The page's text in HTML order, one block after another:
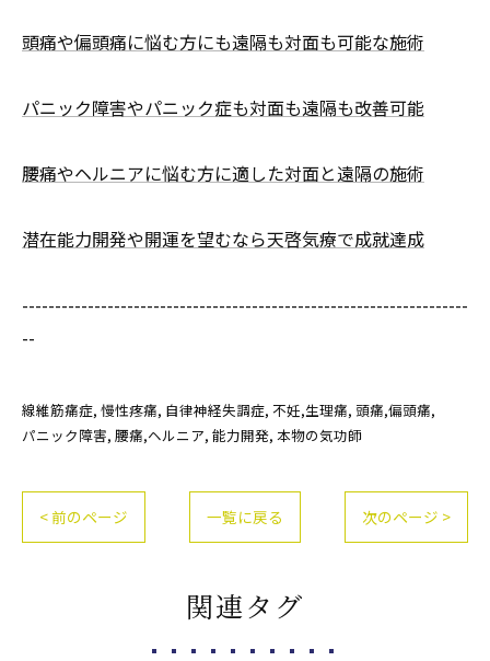
頭痛や偏頭痛に悩む方にも遠隔も対面も可能な施術
パニック障害やパニック症も対面も遠隔も改善可能
腰痛やヘルニアに悩む方に適した対面と遠隔の施術
潜在能力開発や開運を望むなら天啓気療で成就達成
--------------------------------------------------------------------
--
線維筋痛症 慢性疼痛 自律神経失調症 不妊,生理痛 頭痛,偏頭痛
パニック障害 腰痛,ヘルニア 能力開発 本物の気功師
< 前のページ 一覧に戻る 次のページ >
関連タグ